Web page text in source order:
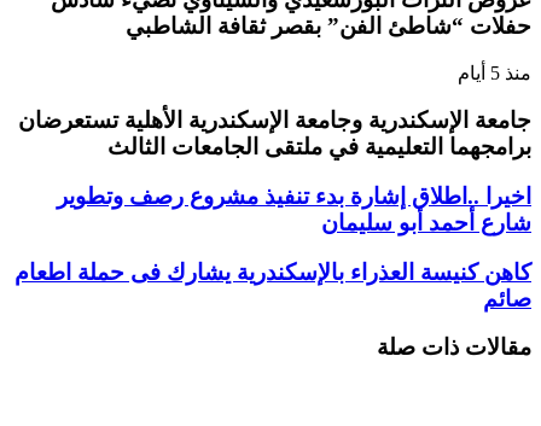
حفلات “شاطئ الفن” بقصر ثقافة الشاطبي
منذ 5 أيام
جامعة الإسكندرية وجامعة الإسكندرية الأهلية تستعرضان
برامجهما التعليمية في ملتقى الجامعات الثالث
اخيرا ..اطلاق إشارة بدء تنفيذ مشروع رصف وتطوير
شارع أحمد أبو سليمان
كاهن كنيسة العذراء بالإسكندرية يشارك فى حملة اطعام
صائم
مقالات ذات صلة